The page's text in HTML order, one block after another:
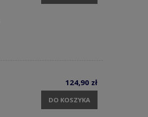
124,90 zł
DO KOSZYKA